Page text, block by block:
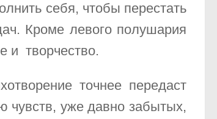
себя, чтобы перестать
Кроме левого полушария
и творчество.
точнее передаст
чувств, уже давно забытых,